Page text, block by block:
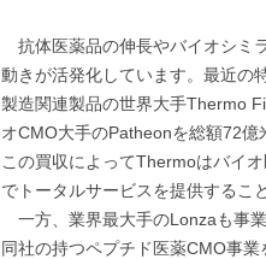
抗体医薬品の伸長やバイオシミ
動きが活発化しています。最近の
製造関連製品の世界大手Thermo
オCMO大手のPatheonを総額72億
この買収によってThermoはバイ
でトータルサービスを提供するこ
一方、業界最大手のLonzaも事
同社の持つペプチド医薬CMO事